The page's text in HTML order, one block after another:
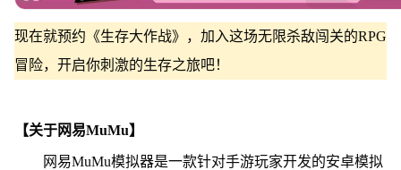
现在就预约《生存大作战》，加入这场无限杀敌闯关的RPG
冒险，开启你刺激的生存之旅吧！
【关于网易MuMu】
网易MuMu模拟器是一款针对手游玩家开发的安卓模拟